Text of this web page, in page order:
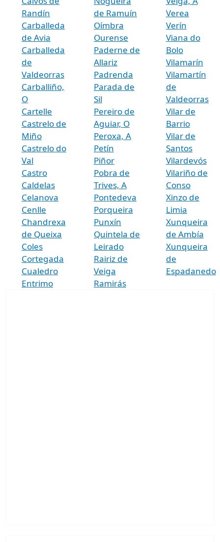
Randín
Carballeda
de Avia
Carballeda
de
Valdeorras
Carballiño,
O
Cartelle
Castrelo de
Miño
Castrelo do
Val
Castro
Caldelas
Celanova
Cenlle
Chandrexa
de Queixa
Coles
Cortegada
Cualedro
Entrimo
de Ramuín
Oímbra
Ourense
Paderne de
Allariz
Padrenda
Parada de
Sil
Pereiro de
Aguiar, O
Peroxa, A
Petín
Piñor
Pobra de
Trives, A
Pontedeva
Porqueira
Punxín
Quintela de
Leirado
Rairiz de
Veiga
Ramirás
Verea
Verín
Viana do
Bolo
Vilamarín
Vilamartín
de
Valdeorras
Vilar de
Barrio
Vilar de
Santos
Vilardevós
Vilariño de
Conso
Xinzo de
Limia
Xunqueira
de Ambía
Xunqueira
de
Espadanedo